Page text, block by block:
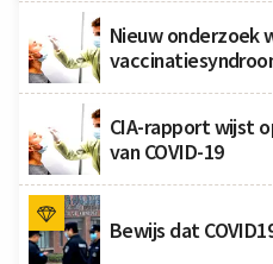
Nieuw onderzoek
CIA-rapport wijst
van COVID-19
Bewijs dat